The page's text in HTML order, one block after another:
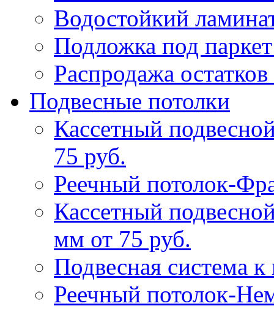
Водостойкий
Подложка под
Распродажа
Подвесные потолки
Кассетный
75 руб.
Реечный потолок-
Кассетный
мм от 75 руб.
Подвесная система
Реечный потолок-